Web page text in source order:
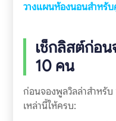
วางแผนห้องนอนสำหรั
เช็กลิสต์ก่อ
10 คน
ก่อนจองพูลวิลล่าสำหรับ
เหล่านี้ให้ครบ: